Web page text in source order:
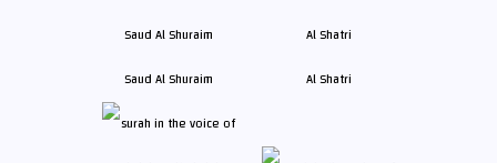
Saud Al Shuraim Al Shatri